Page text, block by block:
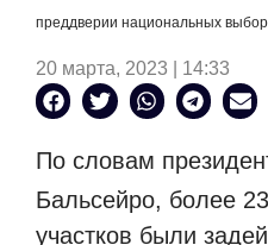
преддверии национальных
20 марта, 2023 | 14:33
По словам
Бальсейро, более
участков были